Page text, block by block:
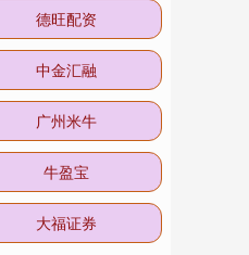
德旺配资
中金汇融
广州米牛
牛盈宝
大福证券